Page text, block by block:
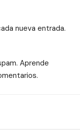
nueva entrada.
Aprende